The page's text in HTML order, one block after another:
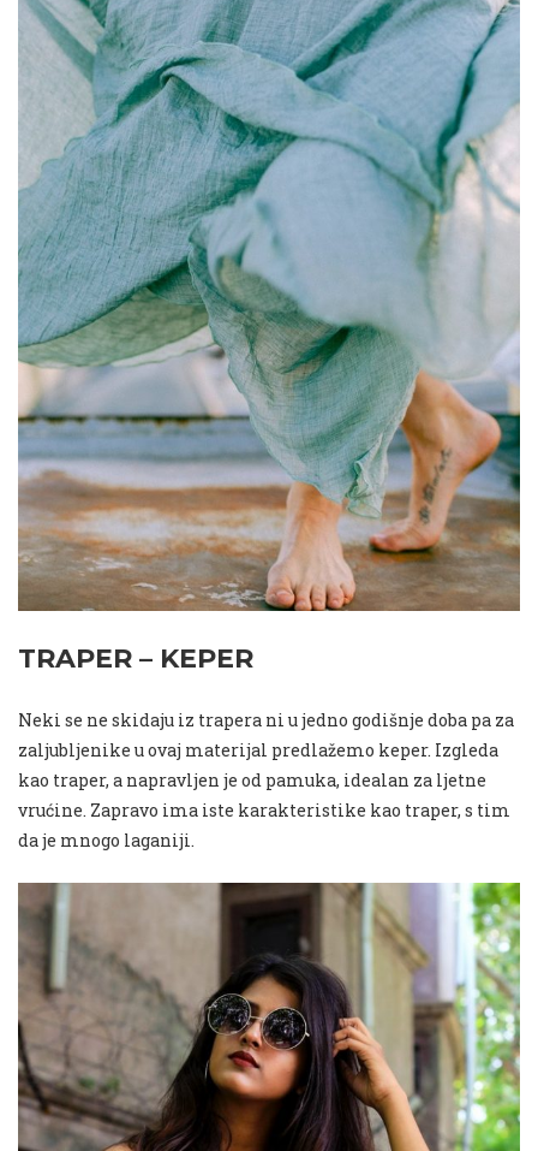
TRAPER – KEPER
Neki se ne skidaju iz trapera ni u jedno godišnje doba pa za
zaljubljenike u ovaj materijal predlažemo keper. Izgleda
kao traper, a napravljen je od pamuka, idealan za ljetne
vrućine. Zapravo ima iste karakteristike kao traper, s tim
da je mnogo laganiji.